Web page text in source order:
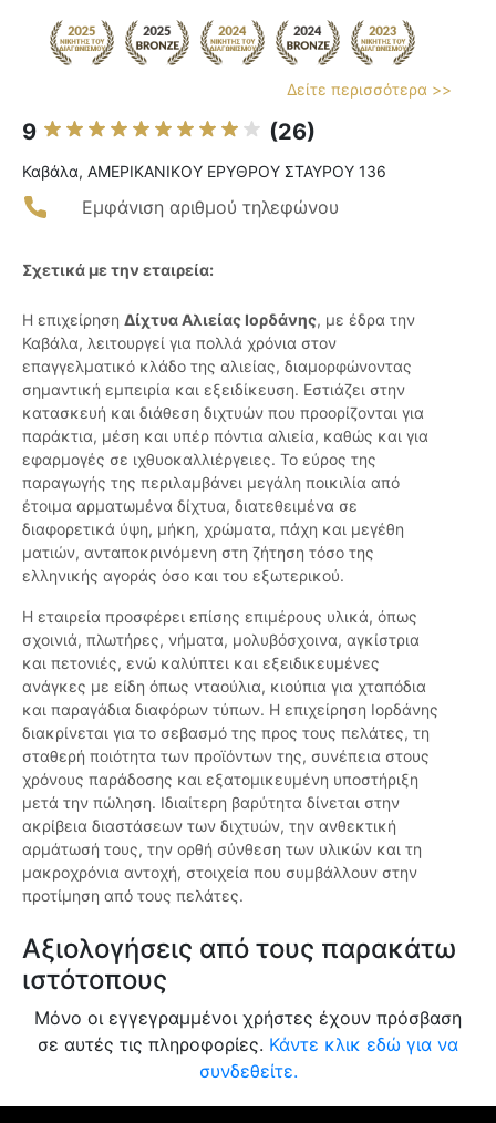
Δείτε περισσότερα >>
9 (26)
Καβάλα, ΑΜΕΡΙΚΑΝΙΚΟΥ ΕΡΥΘΡΟΥ ΣΤΑΥΡΟΥ 136
Εμφάνιση αριθμού τηλεφώνου
Σχετικά με την εταιρεία:
Η επιχείρηση Δίχτυα Αλιείας Ιορδάνης, με έδρα την
Καβάλα, λειτουργεί για πολλά χρόνια στον
επαγγελματικό κλάδο της αλιείας, διαμορφώνοντας
σημαντική εμπειρία και εξειδίκευση. Εστιάζει στην
κατασκευή και διάθεση διχτυών που προορίζονται για
παράκτια, μέση και υπέρ πόντια αλιεία, καθώς και για
εφαρμογές σε ιχθυοκαλλιέργειες. Το εύρος της
παραγωγής της περιλαμβάνει μεγάλη ποικιλία από
έτοιμα αρματωμένα δίχτυα, διατεθειμένα σε
διαφορετικά ύψη, μήκη, χρώματα, πάχη και μεγέθη
ματιών, ανταποκρινόμενη στη ζήτηση τόσο της
ελληνικής αγοράς όσο και του εξωτερικού.
Η εταιρεία προσφέρει επίσης επιμέρους υλικά, όπως
σχοινιά, πλωτήρες, νήματα, μολυβόσχοινα, αγκίστρια
και πετονιές, ενώ καλύπτει και εξειδικευμένες
ανάγκες με είδη όπως νταούλια, κιούπια για χταπόδια
και παραγάδια διαφόρων τύπων. Η επιχείρηση Ιορδάνης
διακρίνεται για το σεβασμό της προς τους πελάτες, τη
σταθερή ποιότητα των προϊόντων της, συνέπεια στους
χρόνους παράδοσης και εξατομικευμένη υποστήριξη
μετά την πώληση. Ιδιαίτερη βαρύτητα δίνεται στην
ακρίβεια διαστάσεων των διχτυών, την ανθεκτική
αρμάτωσή τους, την ορθή σύνθεση των υλικών και τη
μακροχρόνια αντοχή, στοιχεία που συμβάλλουν στην
προτίμηση από τους πελάτες.
Αξιολογήσεις από τους παρακάτω
ιστότοπους
Μόνο οι εγγεγραμμένοι χρήστες έχουν πρόσβαση
σε αυτές τις πληροφορίες. Κάντε κλικ εδώ για να
συνδεθείτε.